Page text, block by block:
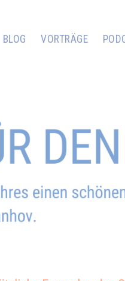
BLOG VORTRÄGE